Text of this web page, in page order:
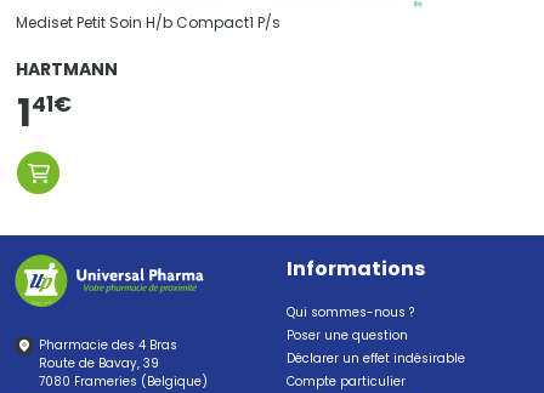
Mediset Petit Soin H/b Compact1 P/s
HARTMANN
141€
Pharmacie des 4 Bras
Route de Bavay, 39
7080 Frameries (Belgique)
Informations
Qui sommes-nous ?
Poser une question
Déclarer un effet indésirable
Compte particulier